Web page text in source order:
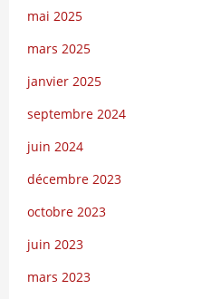
mai 2025
mars 2025
janvier 2025
septembre 2024
juin 2024
décembre 2023
octobre 2023
juin 2023
mars 2023